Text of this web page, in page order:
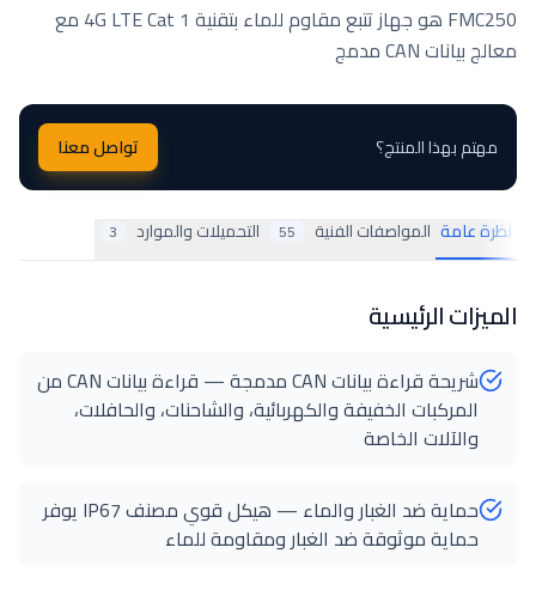
FMC250 هو جهاز تتبع مقاوم للماء بتقنية 4G LTE Cat 1 مع
معالج بيانات CAN مدمج
مهتم بهذا المنتج؟ تواصل معنا
نظرة عامة المواصفات الفنية 55 التحميلات والموارد 3
الميزات الرئيسية
شريحة قراءة بيانات CAN مدمجة — قراءة بيانات CAN من
المركبات الخفيفة والكهربائية، والشاحنات، والحافلات،
والآلات الخاصة
حماية ضد الغبار والماء — هيكل قوي مصنف IP67 يوفر
حماية موثوقة ضد الغبار ومقاومة للماء